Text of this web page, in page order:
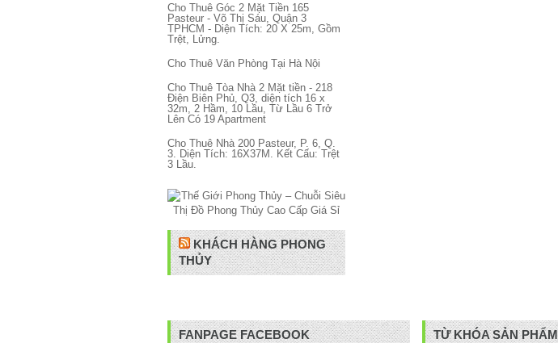
Cho Thuê Góc 2 Mặt Tiền 165
Pasteur - Võ Thị Sáu, Quận 3
TPHCM - Diện Tích: 20 X 25m, Gồm
Trệt, Lửng.
Cho Thuê Văn Phòng Tại Hà Nội
Cho Thuê Tòa Nhà 2 Mặt tiền - 218
Điện Biên Phủ, Q3, diện tích 16 x
32m, 2 Hầm, 10 Lầu, Từ Lầu 6 Trở
Lên Có 19 Apartment
Cho Thuê Nhà 200 Pasteur, P. 6, Q.
3. Diện Tích: 16X37M. Kết Cấu: Trệt
3 Lầu.
KHÁCH HÀNG PHONG
THỦY
FANPAGE FACEBOOK TỪ KHÓA SẢN PHẨM